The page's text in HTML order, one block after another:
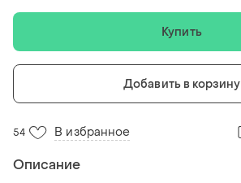
Купить
Добавить в корзину
54 В избранное
Описание